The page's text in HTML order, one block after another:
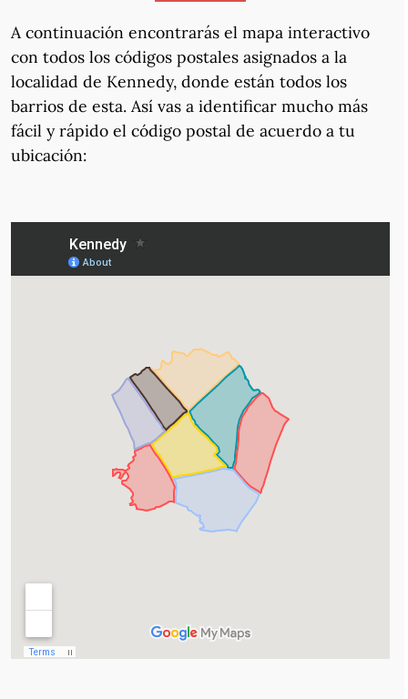
A continuación encontrarás el mapa interactivo
con todos los códigos postales asignados a la
localidad de Kennedy, donde están todos los
barrios de esta. Así vas a identificar mucho más
fácil y rápido el código postal de acuerdo a tu
ubicación: